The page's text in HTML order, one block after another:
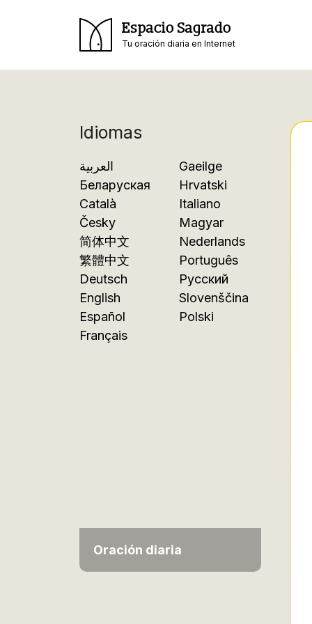
Espacio Sagrado
Tu oración diaria en Internet
Idiomas
العربية
Беларуская
Català
Česky
简体中文
繁體中文
Deutsch
English
Español
Français
Gaeilge
Hrvatski
Italiano
Magyar
Nederlands
Português
Русский
Slovenščina
Polski
Oración diaria